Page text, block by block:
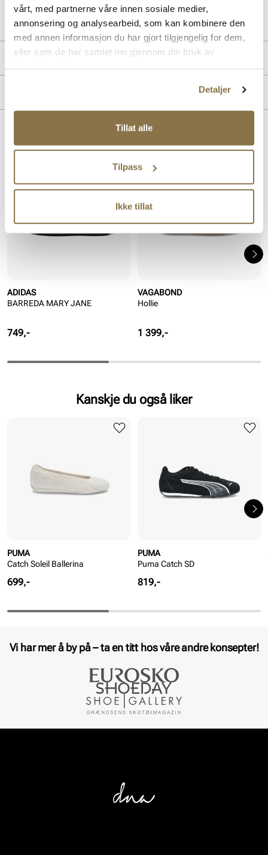
vårt, med partnerne våre innen sosiale medier,
annonsering og analysearbeid, som kan kombinere den
med annen informasjon du har gjort tilgjengelig for dem,
eller som de har samlet inn gjennom din bruk av
Detaljer
Tillat alle
Tilpass
Ikke tillat
Art. nr. 31163400
406310
PRODUKTDETALJER
Såle:Gummi
ADIDAS
BARREDA MARY JANE
Pris
749,-
VAGABOND
Hollie
Pris
1 399,-
Kanskje du også liker
PUMA
Catch Soleil Ballerina
Pris
699,-
PUMA
Puma Catch SD
Pris
819,-
Vi har mer å by på – ta en titt hos våre andre konsepter!